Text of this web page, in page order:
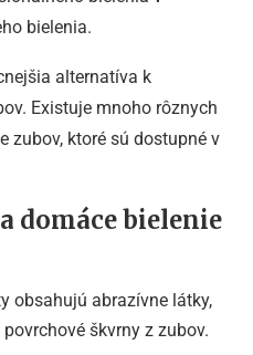
bielenia.
alternatíva k
Existuje mnoho rôznych
zubov, ktoré sú dostupné v
domáce bielenie
obsahujú abrazívne látky,
škvrny z zubov.